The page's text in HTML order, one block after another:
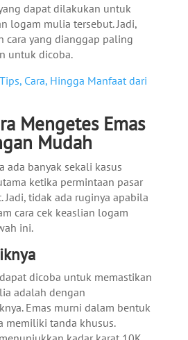
dapat dilakukan untuk
logam mulia tersebut. Jadi,
cara yang dianggap paling
untuk dicoba.
Cara, Hingga Manfaat dari
Mengetes Emas
Mudah
ada banyak sekali kasus
ketika permintaan pasar
Jadi, tidak ada ruginya apabila
cara cek keaslian logam
ini.
dicoba untuk memastikan
adalah dengan
Emas murni dalam bentuk
memiliki tanda khusus.